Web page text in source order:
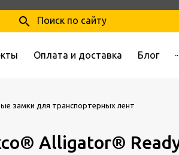
search Поиск по сайту
Оплата и доставка Блог
замки для транспортерных лент
Alligator®